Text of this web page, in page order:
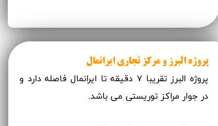
پروژه البرز و مرکز تجاری ایرانمال
پروژه البرز تقریبا ۷ دقیقه تا ایرانمال فاصله دارد و
در جوار مراکز توریستی می باشد.